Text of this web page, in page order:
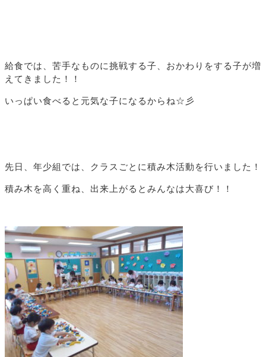
給食では、苦手なものに挑戦する子、おかわりをする子が増
えてきました！！
いっぱい食べると元気な子になるからね☆彡
先日、年少組では、クラスごとに積み木活動を行いました！
積み木を高く重ね、出来上がるとみんなは大喜び！！